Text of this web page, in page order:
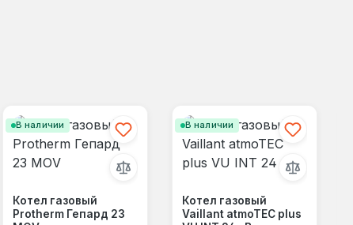
В наличии
Котел газовый
Protherm Гепард 23
В наличии
Котел газовый
Vaillant atmoTEC plus